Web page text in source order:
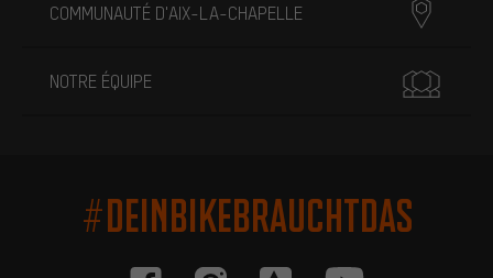
COMMUNAUTÉ D'AIX-LA-CHAPELLE
NOTRE ÉQUIPE
#DEINBIKEBRAUCHTDAS